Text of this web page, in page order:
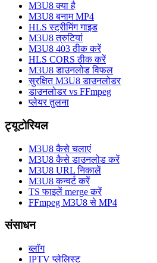
M3U8 क्या है
M3U8 बनाम MP4
HLS स्ट्रीमिंग गाइड
M3U8 त्रुटियां
M3U8 403 ठीक करें
HLS CORS ठीक करें
M3U8 डाउनलोड विफल
सुरक्षित M3U8 डाउनलोडर
डाउनलोडर vs FFmpeg
प्लेयर तुलना
ट्यूटोरियल
M3U8 कैसे चलाएं
M3U8 कैसे डाउनलोड करें
M3U8 URL निकालें
M3U8 कन्वर्ट करें
TS फाइलें merge करें
FFmpeg M3U8 से MP4
संसाधन
ब्लॉग
IPTV प्लेलिस्ट